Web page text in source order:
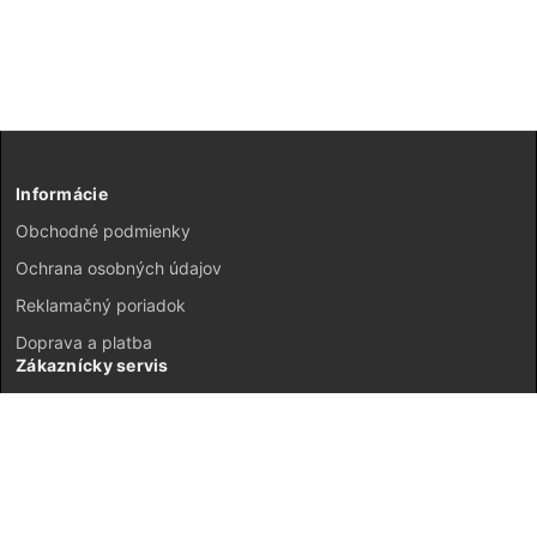
Informácie
Obchodné podmienky
Ochrana osobných údajov
Reklamačný poriadok
Doprava a platba
Zákaznícky servis